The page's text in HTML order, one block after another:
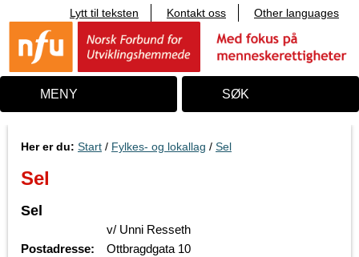
i
n
o
Lytt til teksten Kontakt oss Other languages
MENY SØK
Her er du: Start / Fylkes- og lokallag / Sel
Sel
Sel
v/ Unni Resseth
Postadresse:
Ottbragdgata 10